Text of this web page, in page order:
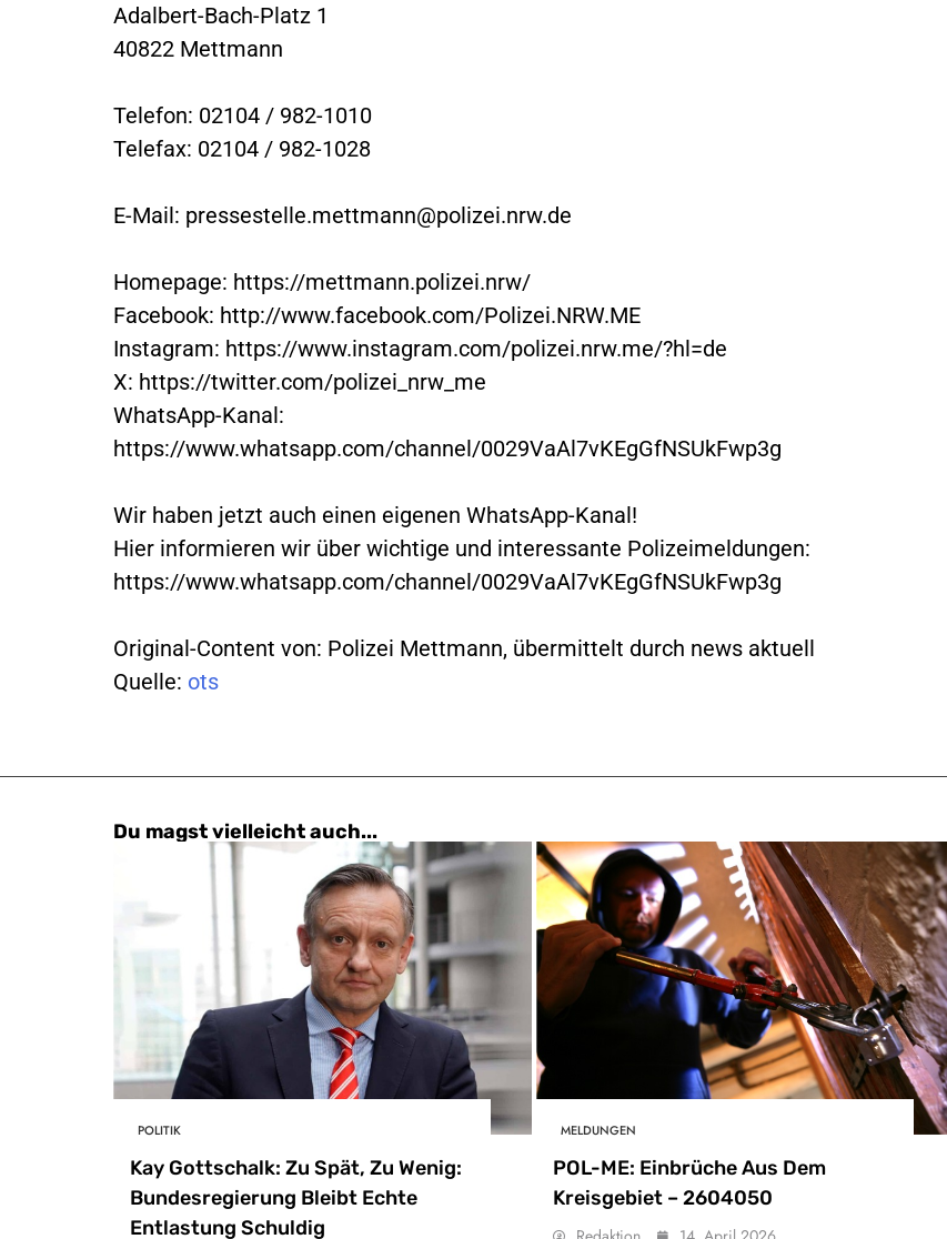
Adalbert-Bach-Platz 1
40822 Mettmann
Telefon: 02104 / 982-1010
Telefax: 02104 / 982-1028
E-Mail: pressestelle.mettmann@polizei.nrw.de
Homepage: https://mettmann.polizei.nrw/
Facebook: http://www.facebook.com/Polizei.NRW.ME
Instagram: https://www.instagram.com/polizei.nrw.me/?hl=de
X: https://twitter.com/polizei_nrw_me
WhatsApp-Kanal:
https://www.whatsapp.com/channel/0029VaAl7vKEgGfNSUkFwp3g
Wir haben jetzt auch einen eigenen WhatsApp-Kanal!
Hier informieren wir über wichtige und interessante Polizeimeldungen:
https://www.whatsapp.com/channel/0029VaAl7vKEgGfNSUkFwp3g
Original-Content von: Polizei Mettmann, übermittelt durch news aktuell
Quelle: ots
Du magst vielleicht auch...
POLITIK
Kay Gottschalk: Zu Spät, Zu Wenig:
Bundesregierung Bleibt Echte
Entlastung Schuldig
MELDUNGEN
POL-ME: Einbrüche Aus Dem
Kreisgebiet – 2604050